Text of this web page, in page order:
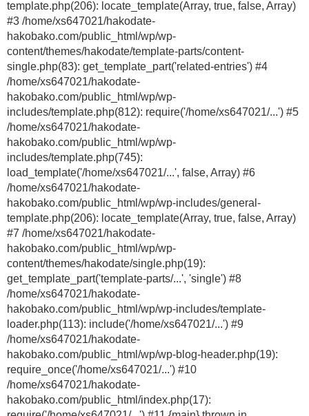
template.php(206): locate_template(Array, true, false, Array)
#3 /home/xs647021/hakodate-
hakobako.com/public_html/wp/wp-
content/themes/hakodate/template-parts/content-
single.php(83): get_template_part('related-entries') #4
/home/xs647021/hakodate-
hakobako.com/public_html/wp/wp-
includes/template.php(812): require('/home/xs647021/...') #5
/home/xs647021/hakodate-
hakobako.com/public_html/wp/wp-
includes/template.php(745):
load_template('/home/xs647021/...', false, Array) #6
/home/xs647021/hakodate-
hakobako.com/public_html/wp/wp-includes/general-
template.php(206): locate_template(Array, true, false, Array)
#7 /home/xs647021/hakodate-
hakobako.com/public_html/wp/wp-
content/themes/hakodate/single.php(19):
get_template_part('template-parts/...', 'single') #8
/home/xs647021/hakodate-
hakobako.com/public_html/wp/wp-includes/template-
loader.php(113): include('/home/xs647021/...') #9
/home/xs647021/hakodate-
hakobako.com/public_html/wp/wp-blog-header.php(19):
require_once('/home/xs647021/...') #10
/home/xs647021/hakodate-
hakobako.com/public_html/index.php(17):